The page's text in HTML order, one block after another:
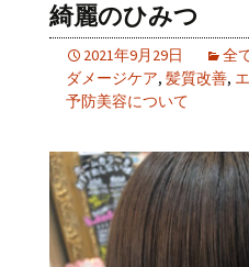
綺麗のひみつ
2021年9月29日 全
ダメージケア, 髪質改善,
予防美容について